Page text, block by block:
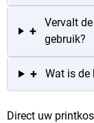
+
Vervalt
gebruik?
+ Wat is de
Direct uw